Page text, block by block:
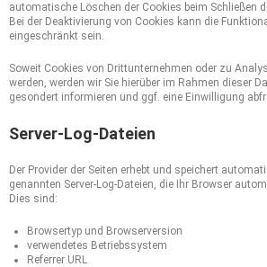
automatische Löschen der Cookies beim Schließen
Bei der Deaktivierung von Cookies kann die
eingeschränkt sein.
Soweit Cookies von Drittunternehmen oder zu
werden, werden wir Sie hierüber im Rahmen dieser
gesondert informieren und ggf. eine Einwilligung
Server-Log-Dateien
Der Provider der Seiten erhebt und speichert
genannten Server-Log-Dateien, die Ihr Browser
Dies sind:
Browsertyp und Browserversion
verwendetes Betriebssystem
Referrer URL